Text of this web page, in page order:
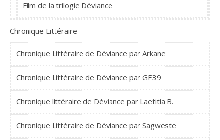
Film de la trilogie Déviance
Chronique Littéraire
Chronique Littéraire de Déviance par Arkane
Chronique Littéraire de Déviance par GE39
Chronique littéraire de Déviance par Laetitia B.
Chronique Littéraire de Déviance par Sagweste